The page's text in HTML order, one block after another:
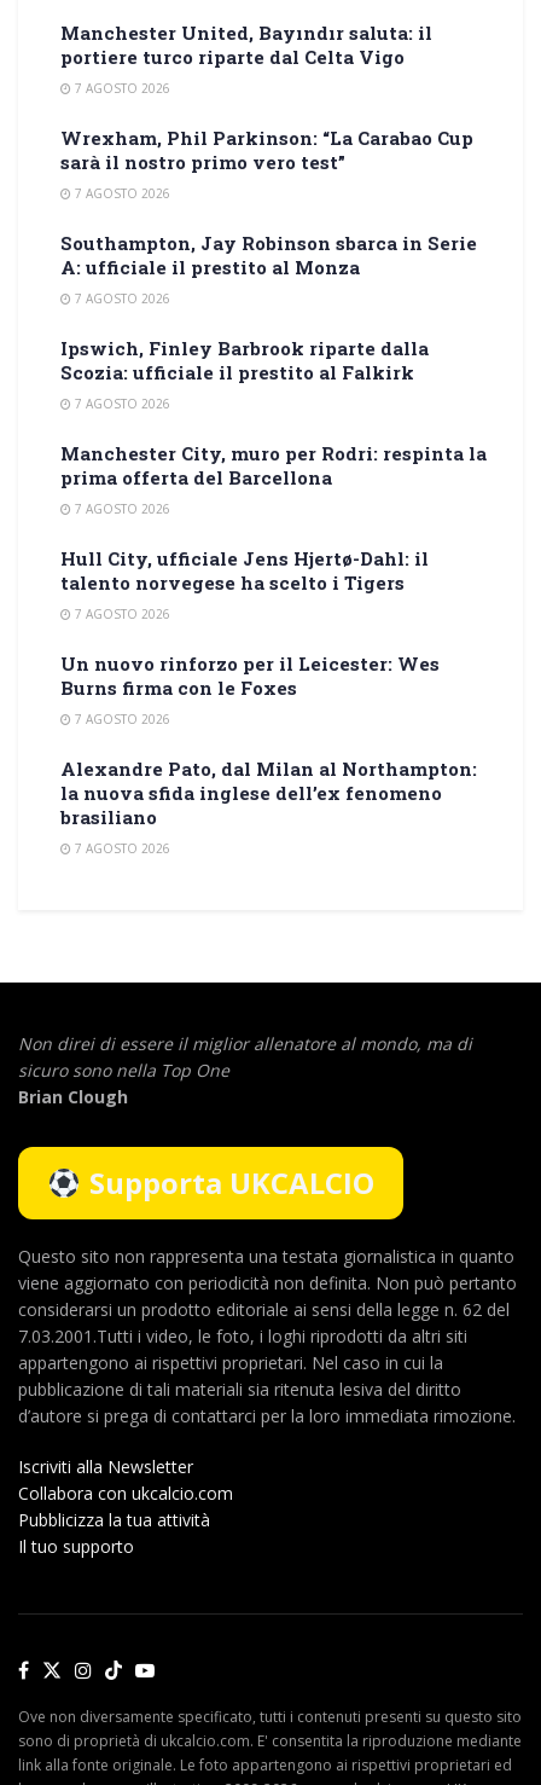
Manchester United, Bayındır saluta: il
portiere turco riparte dal Celta Vigo
7 AGOSTO 2026
Wrexham, Phil Parkinson: “La Carabao Cup
sarà il nostro primo vero test”
7 AGOSTO 2026
Southampton, Jay Robinson sbarca in Serie
A: ufficiale il prestito al Monza
7 AGOSTO 2026
Ipswich, Finley Barbrook riparte dalla
Scozia: ufficiale il prestito al Falkirk
7 AGOSTO 2026
Manchester City, muro per Rodri: respinta la
prima offerta del Barcellona
7 AGOSTO 2026
Hull City, ufficiale Jens Hjertø-Dahl: il
talento norvegese ha scelto i Tigers
7 AGOSTO 2026
Un nuovo rinforzo per il Leicester: Wes
Burns firma con le Foxes
7 AGOSTO 2026
Alexandre Pato, dal Milan al Northampton:
la nuova sfida inglese dell’ex fenomeno
brasiliano
7 AGOSTO 2026
Non direi di essere il miglior allenatore al mondo, ma di
sicuro sono nella Top One
Brian Clough
Supporta UKCALCIO
Questo sito non rappresenta una testata giornalistica in quanto
viene aggiornato con periodicità non definita. Non può pertanto
considerarsi un prodotto editoriale ai sensi della legge n. 62 del
7.03.2001.Tutti i video, le foto, i loghi riprodotti da altri siti
appartengono ai rispettivi proprietari. Nel caso in cui la
pubblicazione di tali materiali sia ritenuta lesiva del diritto
d’autore si prega di contattarci per la loro immediata rimozione.
Iscriviti alla Newsletter
Collabora con ukcalcio.com
Pubblicizza la tua attività
Il tuo supporto
Ove non diversamente specificato, tutti i contenuti presenti su questo sito
sono di proprietà di ukcalcio.com. E' consentita la riproduzione mediante
link alla fonte originale. Le foto appartengono ai rispettivi proprietari ed